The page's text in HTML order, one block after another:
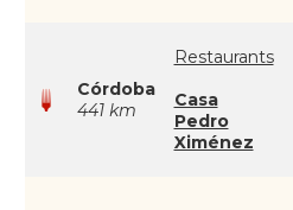
Córdoba
441 km
Restaurants
Casa
Pedro
Ximénez